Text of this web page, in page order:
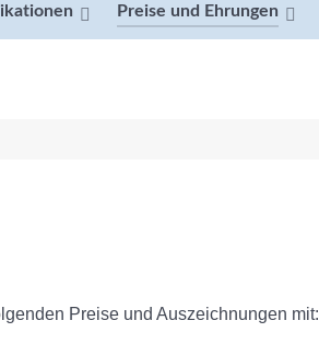
Preise und Ehrungen
Preise und Auszeichnungen mit: